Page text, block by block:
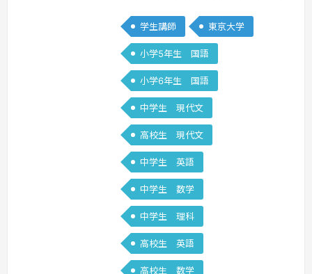
ら国語が一番の得意科目で得点源でし
た。大学受験でも国語の点数は安定して
いて、国語を解く力には自信がありま
す。国語で点を取るために必要な事は、
問題文中にある言葉で解答を作る事で
す。そのために、文中にある接続語や指
示語を全て理解するための能力を重視し
て教えてい…
続きを見る »
学生講師 東京大学
小学5年生 国語
小学6年生 国語
中学生 現代文
高校生 現代文
中学生 英語
中学生 数学
中学生 理科
高校生 英語
高校生 数学